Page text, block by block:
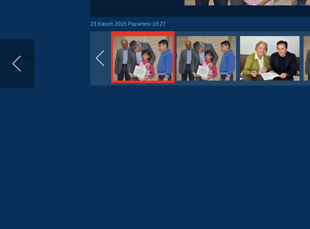
Önceki
23 Kasım 2015 Pazartesi 19:27